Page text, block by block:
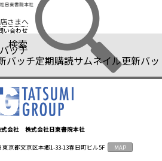
さまへ
い合わせ
検索
ッチ
バッチ定期購読サムネイル更新バッ
式会社 株式会社日東書院本社
京都文京区本郷1-33-13春日町ビル5F MAP